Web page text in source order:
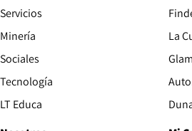
Servicios
Minería
Sociales
Tecnología
LT Educa
La